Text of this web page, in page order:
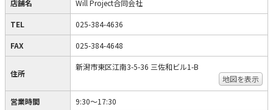
店舗名 Will Project合同会社
TEL 025-384-4636
FAX 025-384-4648
住所
新潟市東区江南3-5-36 三佐和ビル1-B
地図を表示
営業時間 9:30～17:30